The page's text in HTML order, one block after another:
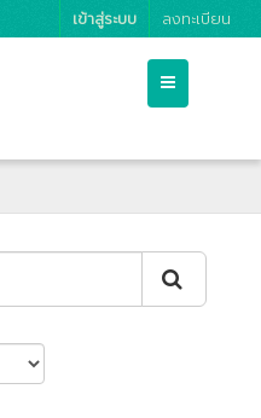
เข้าสู่ระบบ ลงทะเบียน